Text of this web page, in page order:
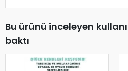
Bu ürünü inceleyen
baktı